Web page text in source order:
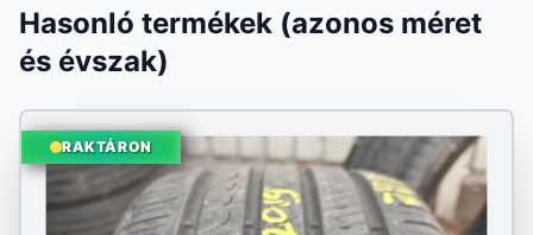
Hasonló termékek (azonos méret
és évszak)
RAKTÁRON